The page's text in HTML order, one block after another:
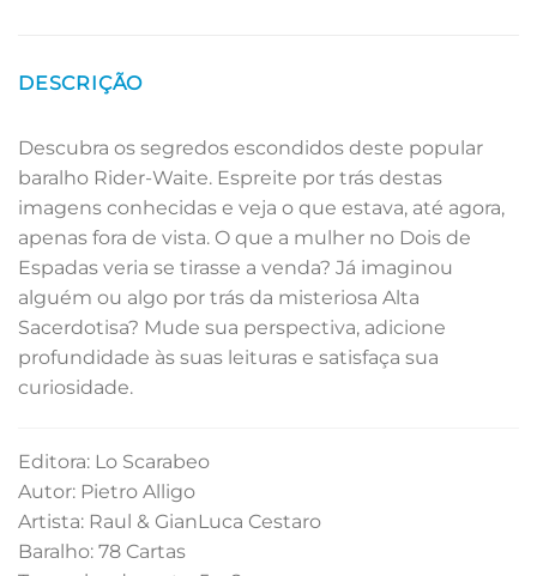
DESCRIÇÃO
Descubra os segredos escondidos deste popular
baralho Rider-Waite. Espreite por trás destas
imagens conhecidas e veja o que estava, até agora,
apenas fora de vista. O que a mulher no Dois de
Espadas veria se tirasse a venda? Já imaginou
alguém ou algo por trás da misteriosa Alta
Sacerdotisa? Mude sua perspectiva, adicione
profundidade às suas leituras e satisfaça sua
curiosidade.
Editora: Lo Scarabeo
Autor: Pietro Alligo
Artista: Raul & GianLuca Cestaro
Baralho: 78 Cartas